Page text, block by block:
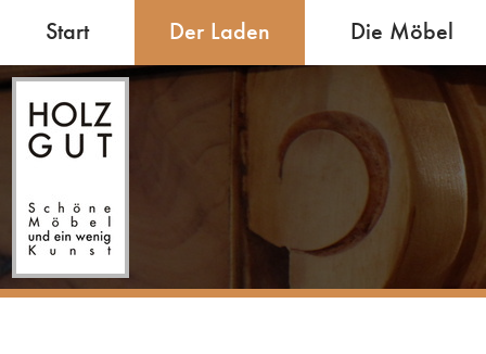
Start Der Laden Die Möbel